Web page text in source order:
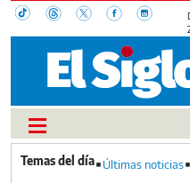
Últimas noticias